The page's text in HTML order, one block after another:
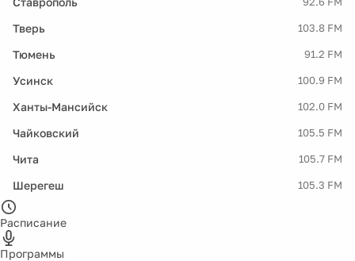
Тверь 103.8 FM
Тюмень 91.2 FM
Усинск 100.9 FM
Ханты-Мансийск 102.0 FM
Чайковский 105.5 FM
Чита 105.7 FM
Шерегеш 105.3 FM
Расписание
Программы